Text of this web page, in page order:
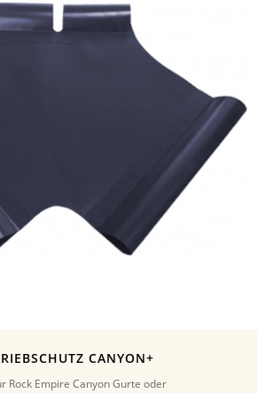
CANYON+
Rock Empire Canyon Gurte oder